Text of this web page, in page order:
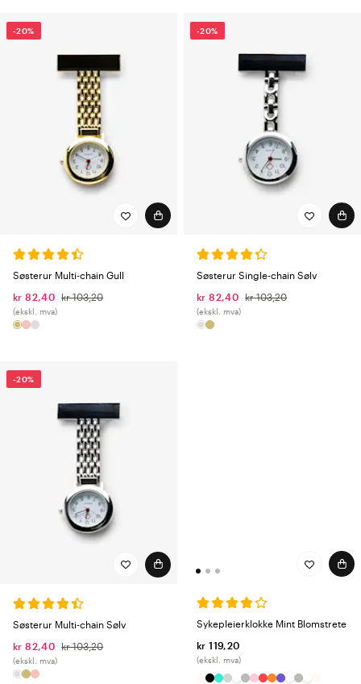
-20%
Søsterur Multi-chain Gull
kr 82,40 kr 103,20
(ekskl. mva)
-20%
Søsterur Single-chain Sølv
kr 82,40 kr 103,20
(ekskl. mva)
-20%
Søsterur Multi-chain Sølv
kr 82,40 kr 103,20
(ekskl. mva)
Sykepleierklokke Mint Blomstrete
kr 119,20
(ekskl. mva)